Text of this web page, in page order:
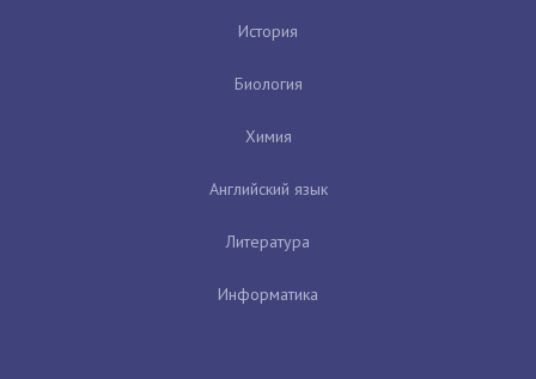
История
Биология
Химия
Английский язык
Литература
Информатика